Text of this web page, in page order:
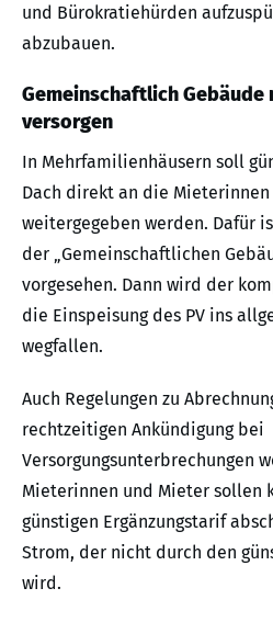
und Bürokratiehürden
abzubauen.
Gemeinschaftlich
versorgen
In Mehrfamilienhäusern soll
Dach direkt an die
weitergegeben werden. Dafür
der „Gemeinschaftlichen
vorgesehen. Dann wird der
die Einspeisung des PV ins
wegfallen.
Auch Regelungen zu
rechtzeitigen Ankündigung bei
Versorgungsunterbrechungen
Mieterinnen und Mieter sollen
günstigen Ergänzungstarif
Strom, der nicht durch den
wird.